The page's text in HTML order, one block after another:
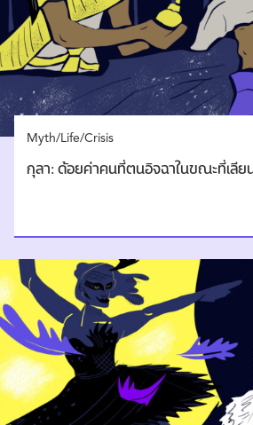
Myth/Life/Crisis
กุลา: ด้อยค่าคนที่ตนอิจฉาในขณะที่เลีย